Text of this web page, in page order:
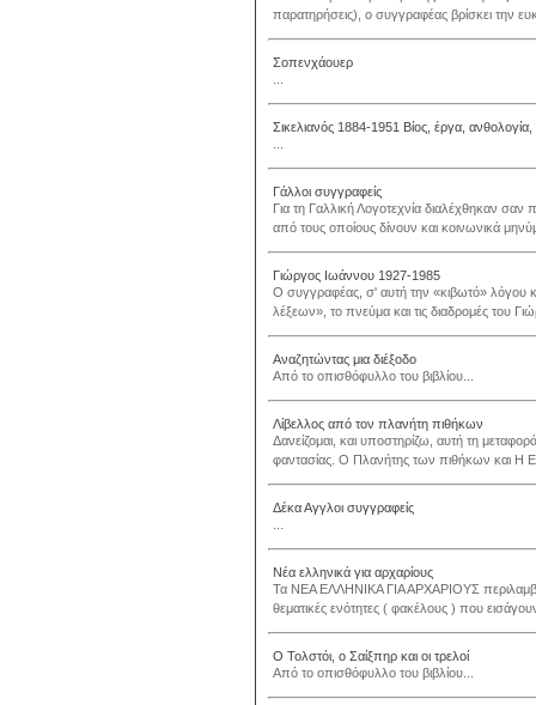
παρατηρήσεις), ο συγγραφέας βρίσκει την
Σοπενχάουερ
Σικελιανός 1884-1951 Βίος, έργα, ανθολογία,
Γάλλοι συγγραφείς
Για τη Γαλλική Λογοτεχνία διαλέχθηκαν σαν
από τους οποίους δίνουν και κοινωνικά
Γιώργος Ιωάννου 1927-1985
Ο συγγραφέας, σ' αυτή την «κιβωτό» λόγου
λέξεων», το πνεύμα και τις διαδρομές του
Αναζητώντας μια διέξοδο
Από το οπισθόφυλλο του βιβλίου...
Λίβελλος από τον πλανήτη πιθήκων
Δανείζομαι, και υποστηρίζω, αυτή τη
φαντασίας. Ο Πλανήτης των πιθήκων και Η
Δέκα Αγγλοι συγγραφείς
Νέα ελληνικά για αρχαρίους
Τα ΝΕΑ ΕΛΛΗΝΙΚΑ ΓΙΑ ΑΡΧΑΡΙΟΥΣ
θεματικές ενότητες ( φακέλους ) που
Ο Τολστόι, ο Σαίξπηρ και οι τρελοί
Από το οπισθόφυλλο του βιβλίου...